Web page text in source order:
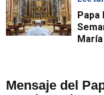
Papa
Mensaje del